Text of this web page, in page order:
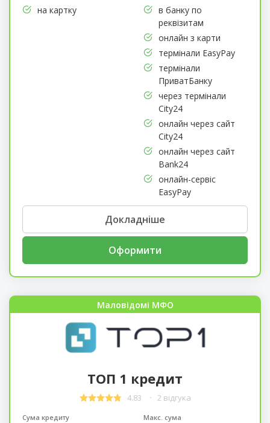
на картку
в банку по
реквізитам
онлайн з карти
термінали EasyPay
термінали
ПриватБанку
через термінали
City24
онлайн через сайт
City24
онлайн через сайт
Bank24
онлайн-сервіс
EasyPay
Докладніше
Оформити
Маловідомі МФО
ТОП 1 кредит
4.83 2 відгука
Сума кредиту Макс. сума